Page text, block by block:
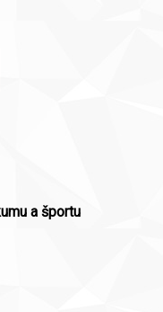
a športu